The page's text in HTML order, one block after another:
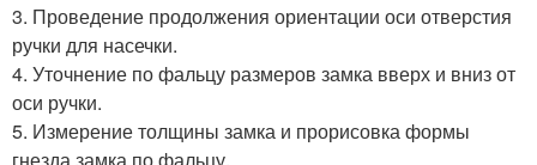
3. Проведение продолжения ориентации оси отверстия
ручки для насечки.
4. Уточнение по фальцу размеров замка вверх и вниз от
оси ручки.
5. Измерение толщины замка и прорисовка формы